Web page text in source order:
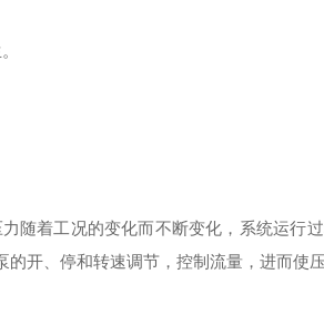
随着工况的变化而不断变化，系统运行
开、停和转速调节，控制流量，进而使